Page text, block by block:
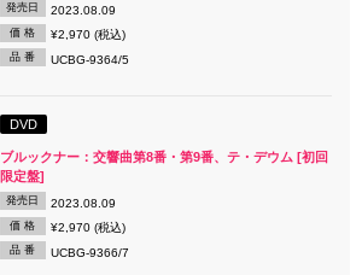
発売日 2023.08.09
価 格 ¥2,970 (税込)
品 番 UCBG-9364/5
DVD
ブルックナー：交響曲第8番・第9番、テ・デウム [初回
限定盤]
発売日 2023.08.09
価 格 ¥2,970 (税込)
品 番 UCBG-9366/7